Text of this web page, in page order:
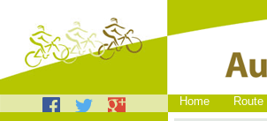
Skip
navigation
Home Route